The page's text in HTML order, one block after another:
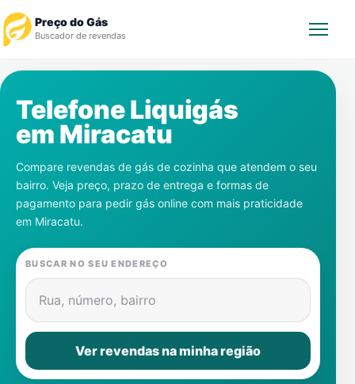
Preço do Gás
Buscador de revendas
Revendedor
Notícias
Cadastre-se
Gás
Contatos
Telefone Liquigás
em Miracatu
Compare revendas de gás de cozinha que atendem o seu
bairro. Veja preço, prazo de entrega e formas de
pagamento para pedir gás online com mais praticidade
em Miracatu.
BUSCAR NO SEU ENDEREÇO
Rua, número, bairro
Ver revendas na minha região